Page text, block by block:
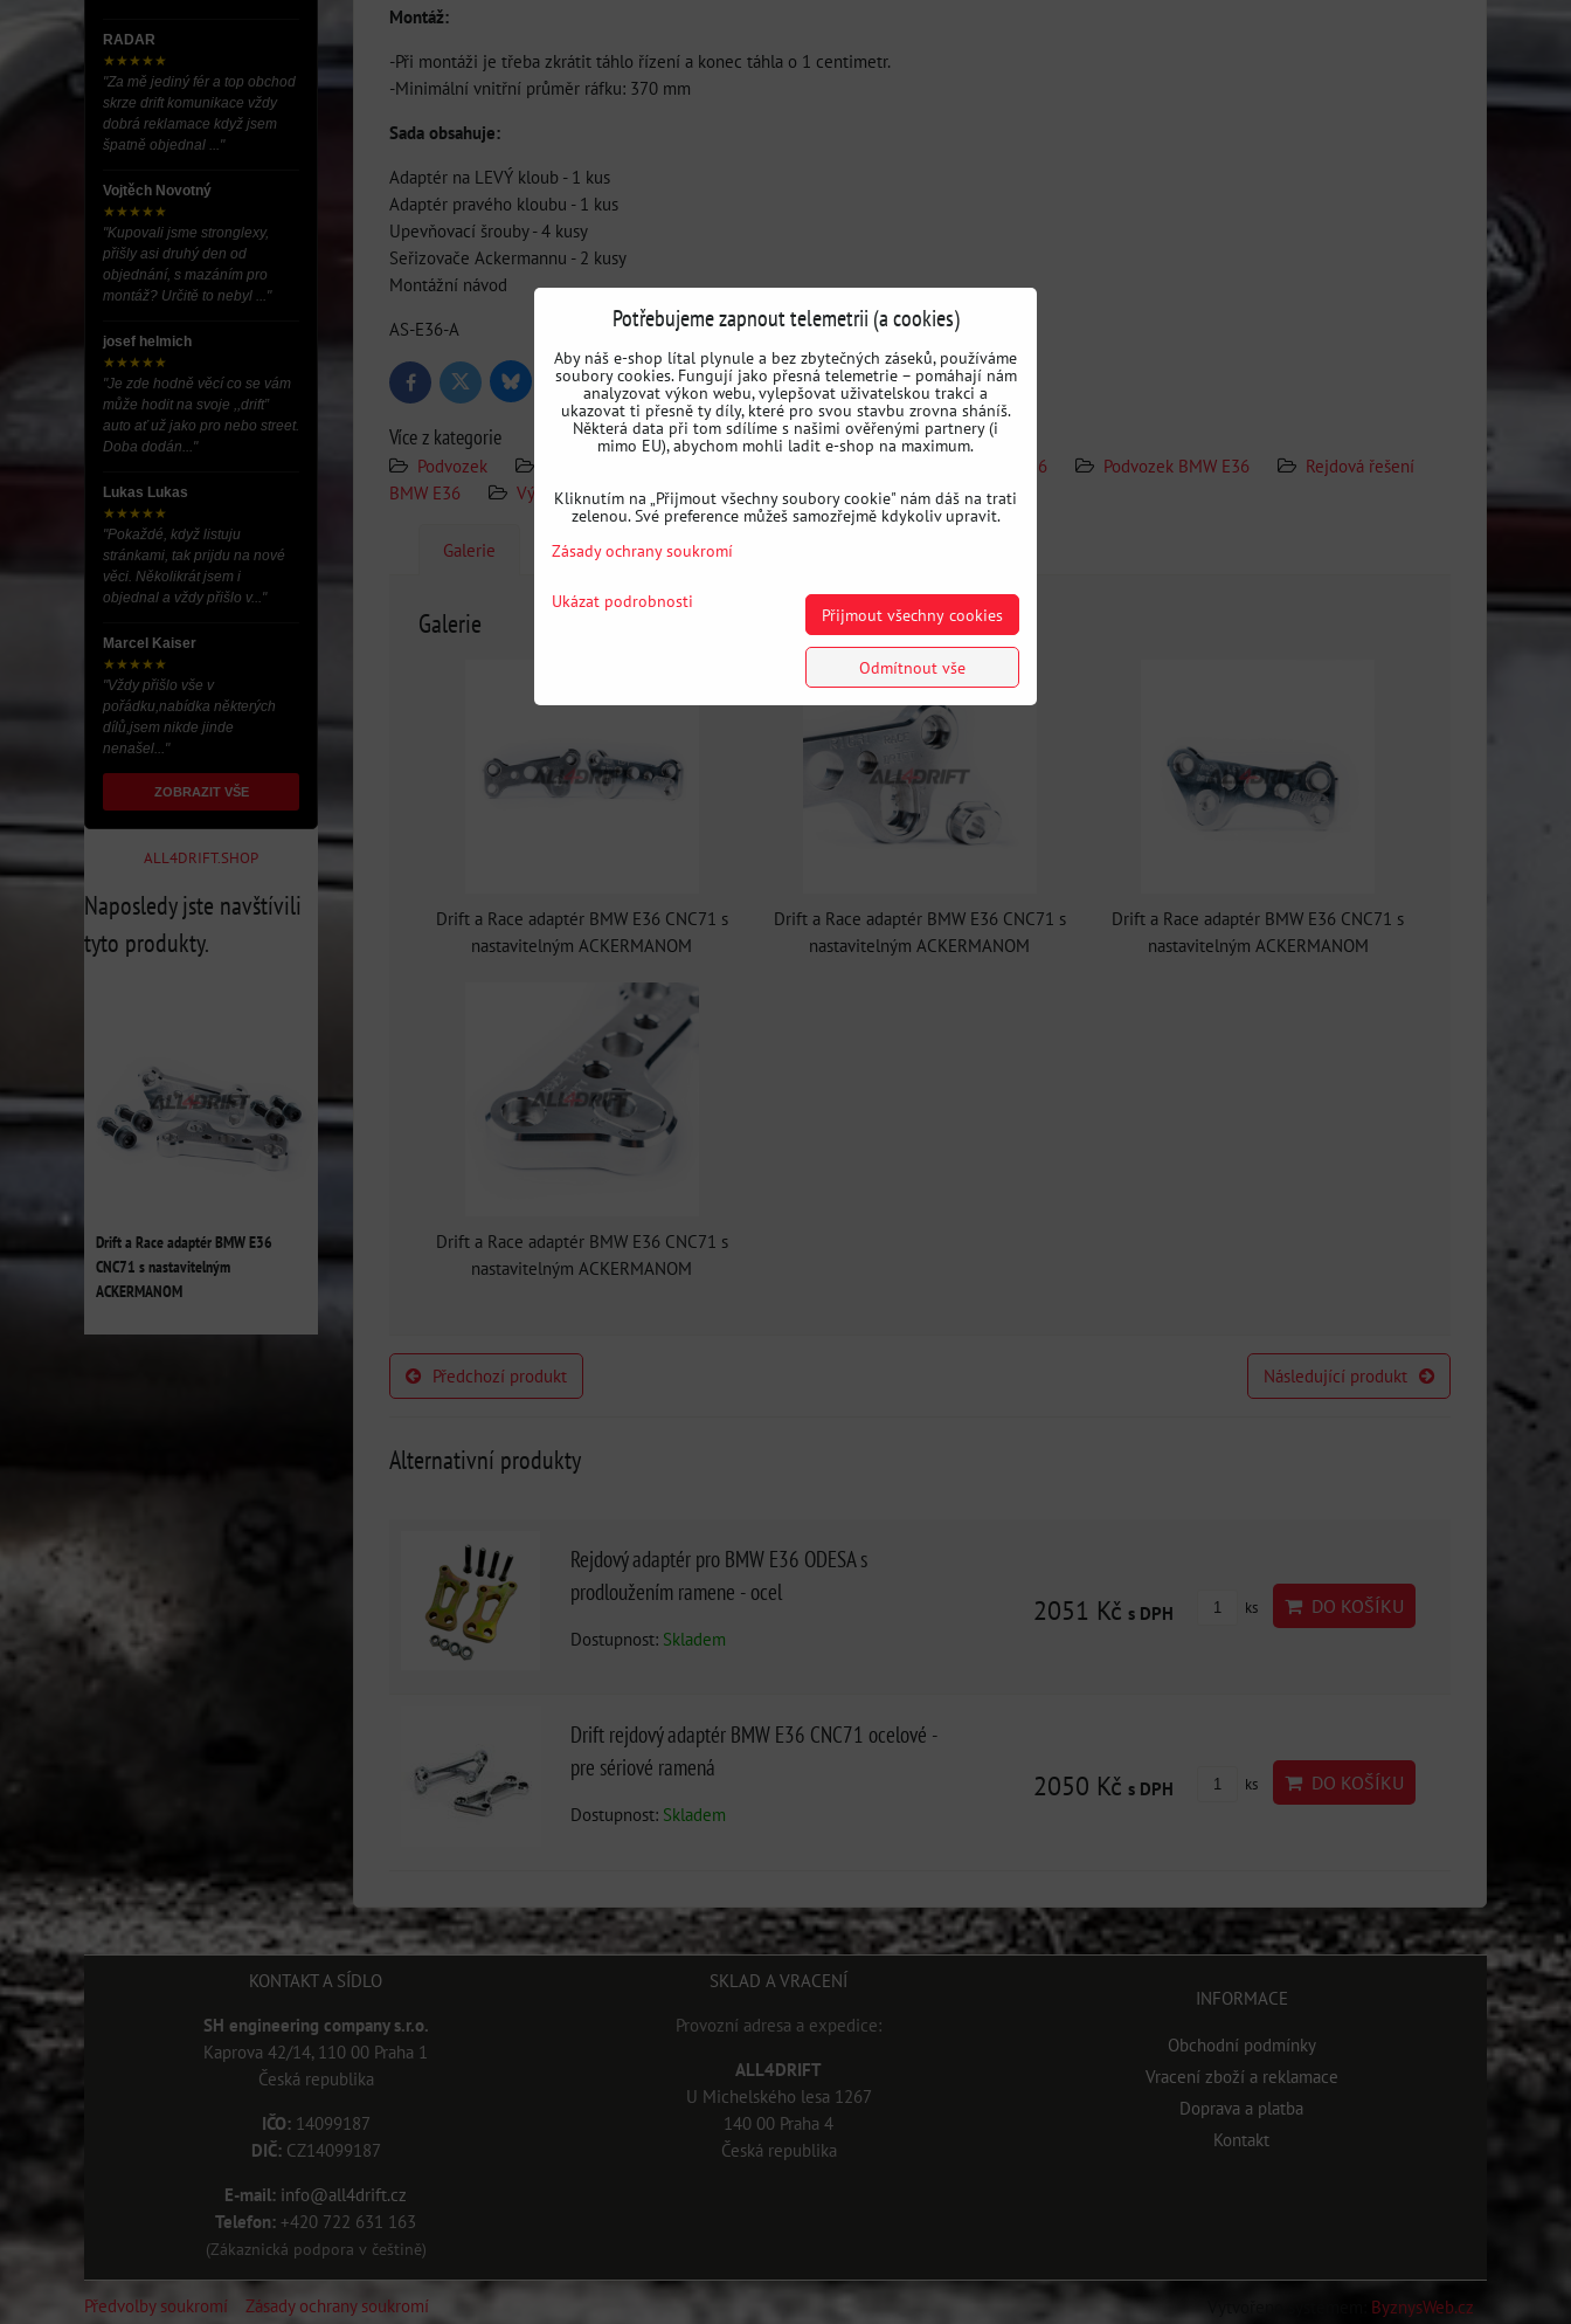
Montáž:
-Při montáži je třeba zkrátit táhlo řízení a konec táhla o 1 centimetr.
-Minimální vnitřní průměr ráfku: 370 mm
Sada obsahuje:
Adaptér na LEVÝ kloub - 1 kus
Adaptér pravého kloubu - 1 kus
Upevňovací šrouby - 4 kusy
Seřizovače Ackermannu - 2 kusy
Montážní návod
AS-E36-A
FacebookTwitter BlueskyPinterestReddit LinkedInWhatsApp
E-
mail
Více z kategorie
Podvozek BMW E36 Podvozek BMW E36
Rejdová řešení
BMW E36
Výrobci CNC71
Galerie Doplňující informace
Galerie
Drift a Race adaptér BMW E36 CNC71 s
nastavitelným ACKERMANOM
Drift a Race adaptér BMW E36 CNC71 s
nastavitelným ACKERMANOM
Drift a Race adaptér BMW E36 CNC71 s
nastavitelným ACKERMANOM
Drift a Race adaptér BMW E36 CNC71 s
nastavitelným ACKERMANOM
Předchozí produkt Následující produkt
Alternativní produkty
Rejdový adaptér pro BMW E36 ODESA s
prodloužením ramene - ocel
Dostupnost: Skladem
2051 Kč s DPH ks DO KOŠÍKU
Drift rejdový adaptér BMW E36 CNC71 ocelové -
pre sériové ramená
Dostupnost: Skladem
2050 Kč s DPH ks DO KOŠÍKU
RADAR
★★★★★
"Za mě jediný fér a top obchod
skrze drift komunikace vždy
dobrá reklamace když jsem
špatně objednal ..."
Vojtěch Novotný
★★★★★
"Kupovali jsme stronglexy,
přišly asi druhý den od
objednání, s mazáním pro
montáž? Určitě to nebyl ..."
josef helmich
★★★★★
"Je zde hodně věcí co se vám
může hodit na svoje ,,drift”
auto ať už jako pro nebo street.
Doba dodán..."
Lukas Lukas
★★★★★
"Pokaždé, když listuju
stránkami, tak prijdu na nové
věci. Několikrát jsem i
objednal a vždy přišlo v..."
Marcel Kaiser
★★★★★
"Vždy přišlo vše v
pořádku,nabídka některých
dílů,jsem nikde jinde
nenašel..."
ZOBRAZIT VŠE
ALL4DRIFT.SHOP
Naposledy jste navštívili
tyto produkty.
Drift a Race adaptér BMW E36
CNC71 s nastavitelným
ACKERMANOM
KONTAKT A SÍDLO
SH engineering company s.r.o.
Kaprova 42/14, 110 00 Praha 1
Česká republika
IČO:14099187
DIČ:CZ14099187
E-mail: info@all4drift.cz
Telefon: +420 722 631 163
(Zákaznická podpora v češtině)
SKLAD A VRACENÍ
Provozní adresa a expedice:
ALL4DRIFT
U Michelského lesa 1267
140 00 Praha 4
Česká republika
INFORMACE
Obchodní podmínky
Vracení zboží a reklamace
Doprava a platba
Kontakt
Předvolby soukromí Zásady ochrany soukromí ByznysWeb.cz
Potřebujeme zapnout telemetrii (a cookies)
Aby náš e-shop lítal plynule a bez zbytečných záseků, používáme
soubory cookies. Fungují jako přesná telemetrie – pomáhají nám
analyzovat výkon webu, vylepšovat uživatelskou trakci a
ukazovat ti přesně ty díly, které pro svou stavbu zrovna sháníš.
Některá data při tom sdílíme s našimi ověřenými partnery (i
mimo EU), abychom mohli ladit e-shop na maximum.
Kliknutím na „Přijmout všechny soubory cookie" nám dáš na trati
zelenou. Své preference můžeš samozřejmě kdykoliv upravit.
Zásady ochrany soukromí
Ukázat podrobnosti
Přijmout všechny cookies
Odmítnout vše